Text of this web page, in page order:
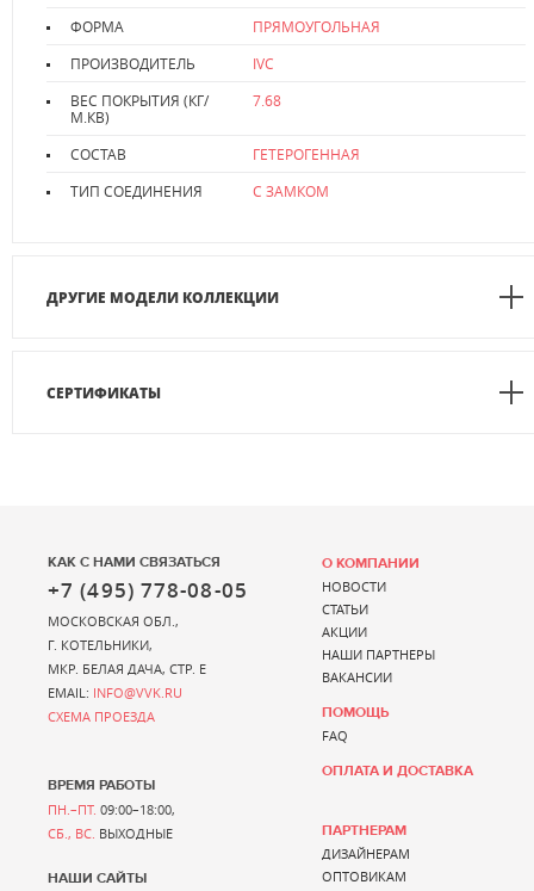
ФОРМА
ПРЯМОУГОЛЬНАЯ
ПРОИЗВОДИТЕЛЬ
IVC
ВЕС ПОКРЫТИЯ (КГ/
М.КВ)
7.68
СОСТАВ
ГЕТЕРОГЕННАЯ
ТИП СОЕДИНЕНИЯ
С ЗАМКОМ
ДРУГИЕ МОДЕЛИ КОЛЛЕКЦИИ
СЕРТИФИКАТЫ
КАК С НАМИ СВЯЗАТЬСЯ
+7 (495) 778-08-05
МОСКОВСКАЯ ОБЛ.,
Г. КОТЕЛЬНИКИ,
МКР. БЕЛАЯ ДАЧА, СТР. Е
EMAIL: INFO@VVK.RU
СХЕМА ПРОЕЗДА
ВРЕМЯ РАБОТЫ
ПН.–ПТ. 09:00–18:00,
СБ., ВС. ВЫХОДНЫЕ
НАШИ САЙТЫ
О КОМПАНИИ
НОВОСТИ
СТАТЬИ
АКЦИИ
НАШИ ПАРТНЕРЫ
ВАКАНСИИ
ПОМОЩЬ
FAQ
ОПЛАТА И ДОСТАВКА
ПАРТНЕРАМ
ДИЗАЙНЕРАМ
ОПТОВИКАМ